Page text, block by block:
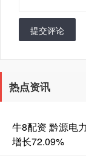
提交评论
热点资讯
牛8配资 黔源电
增长72.09%